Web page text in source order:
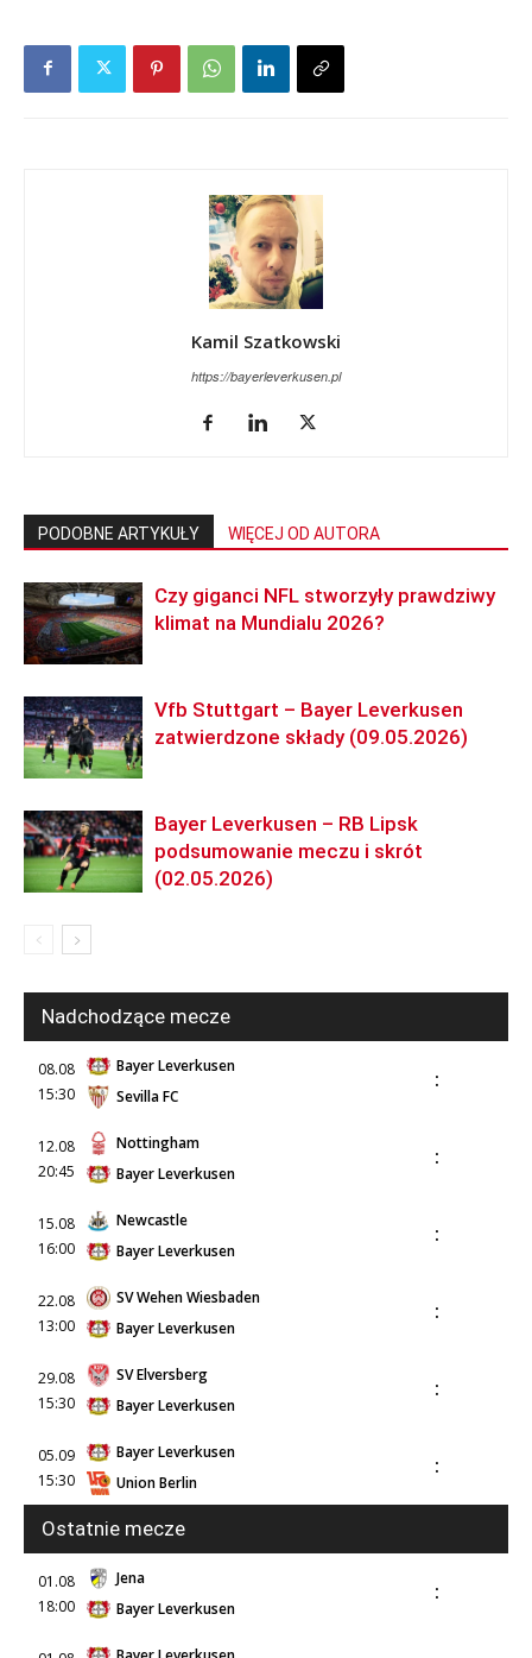
Kamil Szatkowski
https://bayerleverkusen.pl
PODOBNE ARTYKUŁY WIĘCEJ OD AUTORA
Czy giganci NFL stworzyły prawdziwy
klimat na Mundialu 2026?
Vfb Stuttgart – Bayer Leverkusen
zatwierdzone składy (09.05.2026)
Bayer Leverkusen – RB Lipsk
podsumowanie meczu i skrót
(02.05.2026)
Nadchodzące mecze
08.08
15:30
Bayer Leverkusen
Sevilla FC
:
12.08
20:45
Nottingham
Bayer Leverkusen
:
15.08
16:00
Newcastle
Bayer Leverkusen
:
22.08
13:00
SV Wehen Wiesbaden
Bayer Leverkusen
:
29.08
15:30
SV Elversberg
Bayer Leverkusen
:
05.09
15:30
Bayer Leverkusen
Union Berlin
:
Ostatnie mecze
01.08
18:00
Jena
Bayer Leverkusen
: